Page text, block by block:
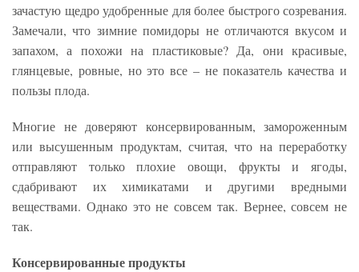
зачастую щедро удобренные для более быстрого созревания.
Замечали, что зимние помидоры не отличаются вкусом и
запахом, а похожи на пластиковые? Да, они красивые,
глянцевые, ровные, но это все – не показатель качества и
пользы плода.
Многие не доверяют консервированным, замороженным
или высушенным продуктам, считая, что на переработку
отправляют только плохие овощи, фрукты и ягоды,
сдабривают их химикатами и другими вредными
веществами. Однако это не совсем так. Вернее, совсем не
так.
Консервированные продукты